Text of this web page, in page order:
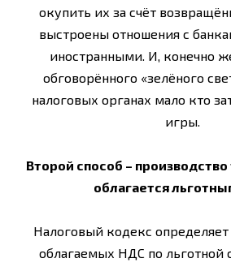
окупить их за счёт
выстроены отношения с
иностранными. И, конечно
обговорённого «зелёного
налоговых органах мало кто
игры.
Второй способ –
облагается
Налоговый кодекс определяет
облагаемых НДС по льготной